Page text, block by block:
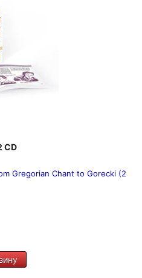
CD
Gregorian Chant to Gorecki (2